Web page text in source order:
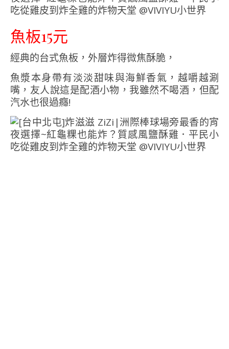
魚板15元
經典的台式魚板，外層炸得微焦酥脆，
魚漿本身帶有淡淡甜味與海鮮香氣，越嚼越涮
嘴，友人說這是配酒小物，我雖然不喝酒，但配
汽水也很過癮!